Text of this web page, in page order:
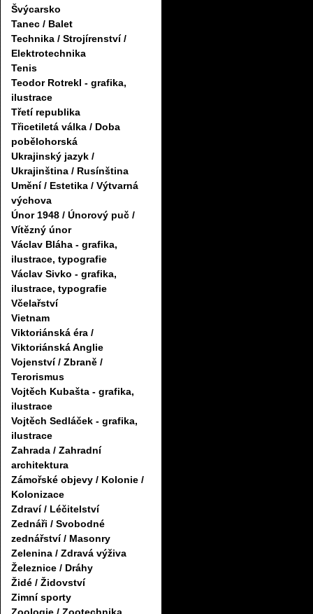
Švýcarsko
Tanec / Balet
Technika / Strojírenství /
Elektrotechnika
Tenis
Teodor Rotrekl - grafika,
ilustrace
Třetí republika
Třicetiletá válka / Doba
pobělohorská
Ukrajinský jazyk /
Ukrajinština / Rusínština
Umění / Estetika / Výtvarná
výchova
Únor 1948 / Únorový puč /
Vítězný únor
Václav Bláha - grafika,
ilustrace, typografie
Václav Sivko - grafika,
ilustrace, typografie
Včelařství
Vietnam
Viktoriánská éra /
Viktoriánská Anglie
Vojenství / Zbraně /
Terorismus
Vojtěch Kubašta - grafika,
ilustrace
Vojtěch Sedláček - grafika,
ilustrace
Zahrada / Zahradní
architektura
Zámořské objevy / Kolonie /
Kolonizace
Zdraví / Léčitelství
Zednáři / Svobodné
zednářství / Masonry
Zelenina / Zdravá výživa
Železnice / Dráhy
Židé / Židovství
Zimní sporty